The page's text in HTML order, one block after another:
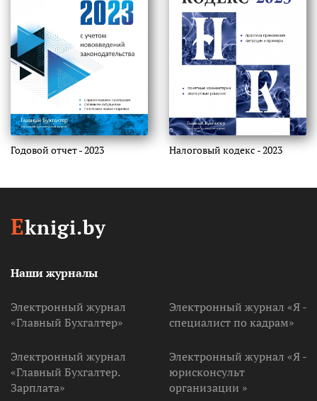
Годовой отчет - 2023 Налоговый кодекс - 2023
Eknigi.by
Наши журналы
Электронный журнал
«Главный Бухгалтер»
Электронный журнал
«Главный Бухгалтер.
Зарплата»
Электронный журнал «Я -
специалист по кадрам»
Электронный журнал «Я -
юрисконсульт
организации »